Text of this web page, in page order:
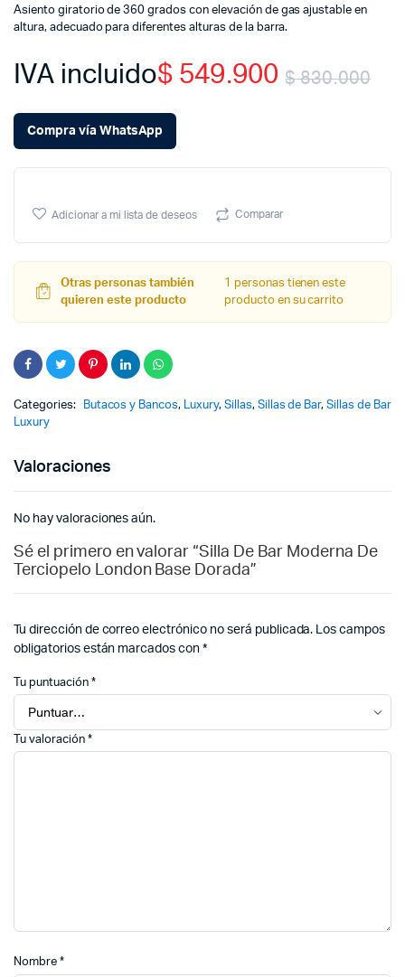
Asiento giratorio de 360 grados con elevación de gas ajustable en
altura, adecuado para diferentes alturas de la barra.
$830.000
$
$549.900
$
IVA incluido
Compra vía WhatsApp
Adicionar a mi lista de deseos Comparar
Otras personas también
quieren este producto
1 personas tienen este
producto en su carrito
Categories: Butacos y Bancos, Luxury, Sillas, Sillas de Bar,Sillas de Bar
Luxury
Valoraciones
No hay valoraciones aún.
Sé el primero en valorar “Silla De Bar Moderna De
Terciopelo London Base Dorada”
Tu dirección de correo electrónico no será publicada. Los campos
obligatorios están marcados con*
Tu puntuación *
Tu valoración *
Nombre *